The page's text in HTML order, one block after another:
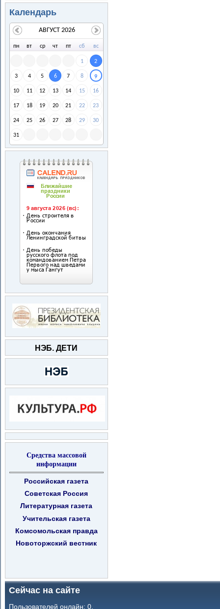
Календарь
пн вт ср чт пт сб вс
1 2
3 4 5 6 7 8 9
10 11 12 13 14 15 16
17 18 19 20 21 22 23
24 25 26 27 28 29 30
31
АВГУСТ 2026
НЭБ. ДЕТИ
Средства массовой
информации
Российская газета
Советская Россия
Литературная газета
Учительская газета
Комсомольская правда
Новоторжский вестник
Сейчас на сайте
Пользователей онлайн: 0.